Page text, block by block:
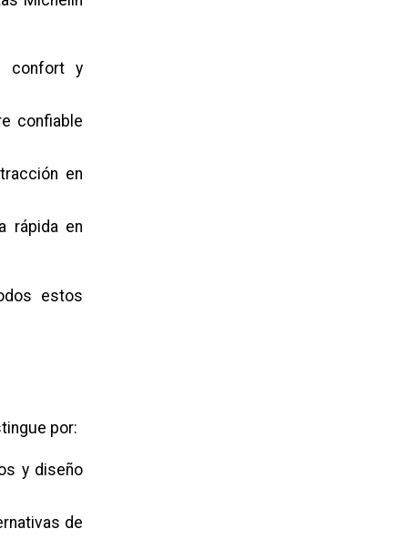
confort y
confiable
en
rápida en
estos
por:
y diseño
de